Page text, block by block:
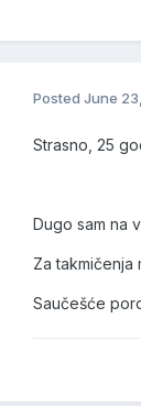
Posted June
Strasno, 25
Dugo sam na
Za takmičenja
Saučešće